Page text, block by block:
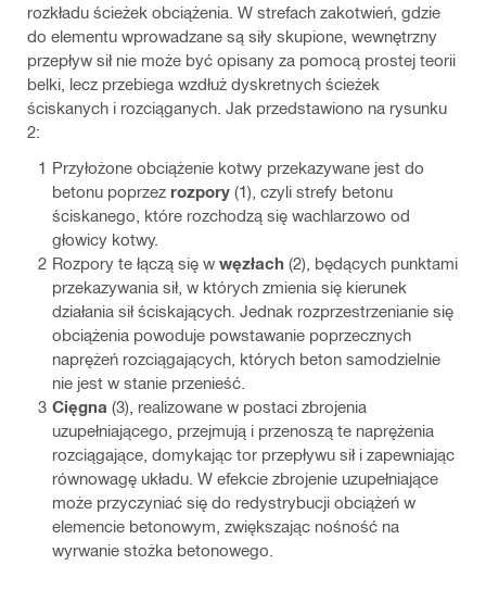
rozkładu ścieżek obciążenia. W strefach zakotwień, gdzie
do elementu wprowadzane są siły skupione, wewnętrzny
przepływ sił nie może być opisany za pomocą prostej teorii
belki, lecz przebiega wzdłuż dyskretnych ścieżek
ściskanych i rozciąganych. Jak przedstawiono na rysunku
2:
Przyłożone obciążenie kotwy przekazywane jest do
betonu poprzez rozpory (1), czyli strefy betonu
ściskanego, które rozchodzą się wachlarzowo od
głowicy kotwy.
Rozpory te łączą się w węzłach (2), będących punktami
przekazywania sił, w których zmienia się kierunek
działania sił ściskających. Jednak rozprzestrzenianie się
obciążenia powoduje powstawanie poprzecznych
naprężeń rozciągających, których beton samodzielnie
nie jest w stanie przenieść.
Cięgna (3), realizowane w postaci zbrojenia
uzupełniającego, przejmują i przenoszą te naprężenia
rozciągające, domykając tor przepływu sił i zapewniając
równowagę układu. W efekcie zbrojenie uzupełniające
może przyczyniać się do redystrybucji obciążeń w
elemencie betonowym, zwiększając nośność na
wyrwanie stożka betonowego.